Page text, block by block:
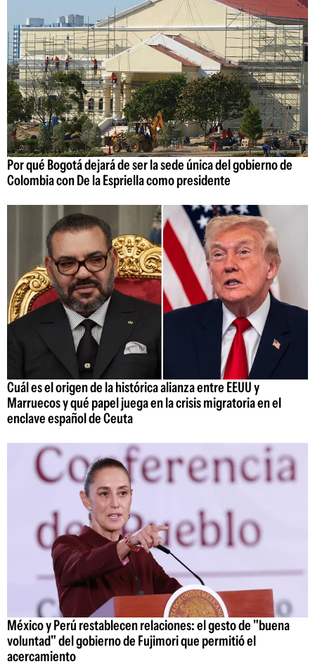
Por qué Bogotá dejará de ser la sede única del gobierno de
Colombia con De la Espriella como presidente
Cuál es el origen de la histórica alianza entre EEUU y
Marruecos y qué papel juega en la crisis migratoria en el
enclave español de Ceuta
México y Perú restablecen relaciones: el gesto de "buena
voluntad" del gobierno de Fujimori que permitió el
acercamiento